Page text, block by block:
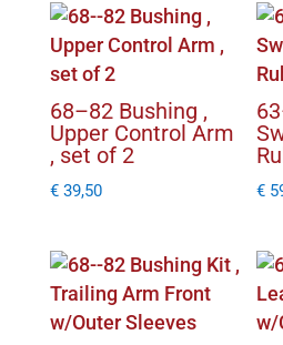
68–82 Bushing ,
Upper Control Arm
, set of 2
€39,50 €